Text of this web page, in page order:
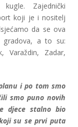
Zajednički
koji je i nositelj
da se ova
gradova, a to su:
Varaždin, Zadar,
i po tom smo
smo puno novih
djece stalno bio
su se prvi puta